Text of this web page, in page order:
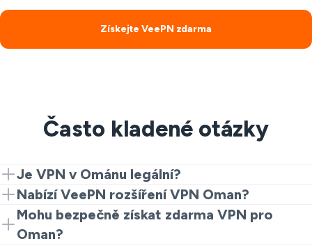
Získejte VeePN zdarma
Často kladené otázky
Je VPN v Ománu legální?
VPN v Ománu podléhá právním předpisům, takže
musíte zkontrolovat místní zákony, abyste zjistili, jak
můžete v Ománu používat VPN.
Nabízí VeePN rozšíření VPN Oman?
Ano. Začněte s rozšířením Chrome pro rychlou a
bezplatnou zkušenost VPN v Ománu. Upgradujte na
Mohu bezpečně získat zdarma VPN pro
Oman?